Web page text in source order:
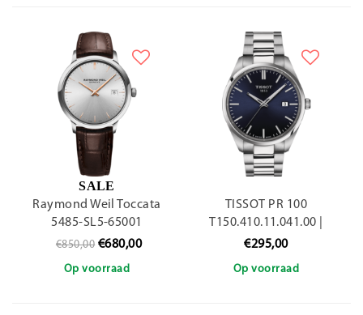
SALE
Raymond Weil Toccata
5485-SL5-65001
€850,00 €680,00
Op voorraad
TISSOT PR 100
T150.410.11.041.00 |
40mm
€295,00
Op voorraad